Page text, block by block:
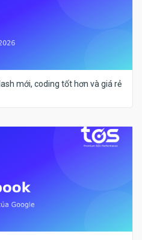
mới, coding tốt hơn và giá rẻ